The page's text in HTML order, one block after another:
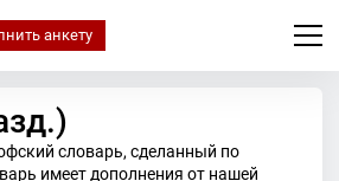
анкету
словарь, сделанный по
имеет дополнения от нашей